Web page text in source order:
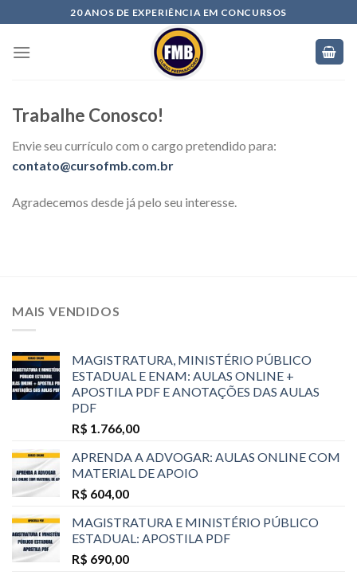
20 ANOS DE EXPERIÊNCIA EM CONCURSOS
Trabalhe Conosco!
Envie seu currículo com o cargo pretendido para:
contato@cursofmb.com.br
Agradecemos desde já pelo seu interesse.
MAIS VENDIDOS
MAGISTRATURA, MINISTÉRIO PÚBLICO
ESTADUAL E ENAM: AULAS ONLINE +
APOSTILA PDF E ANOTAÇÕES DAS AULAS
PDF
R$ 1.766,00
APRENDA A ADVOGAR: AULAS ONLINE COM
MATERIAL DE APOIO
R$ 604,00
MAGISTRATURA E MINISTÉRIO PÚBLICO
ESTADUAL: APOSTILA PDF
R$ 690,00